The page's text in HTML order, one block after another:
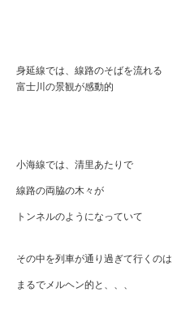
身延線では、線路のそばを流れる
富士川の景観が感動的
小海線では、清里あたりで
線路の両脇の木々が
トンネルのようになっていて
その中を列車が通り過ぎて行くのは
まるでメルヘン的と、、、